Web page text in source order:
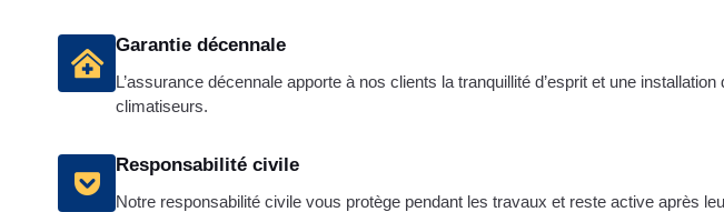
Garantie décennale
L’assurance décennale apporte à nos clients la tranquillité d’esprit et une installation
climatiseurs.
Responsabilité civile
Notre responsabilité civile vous protège pendant les travaux et reste active après